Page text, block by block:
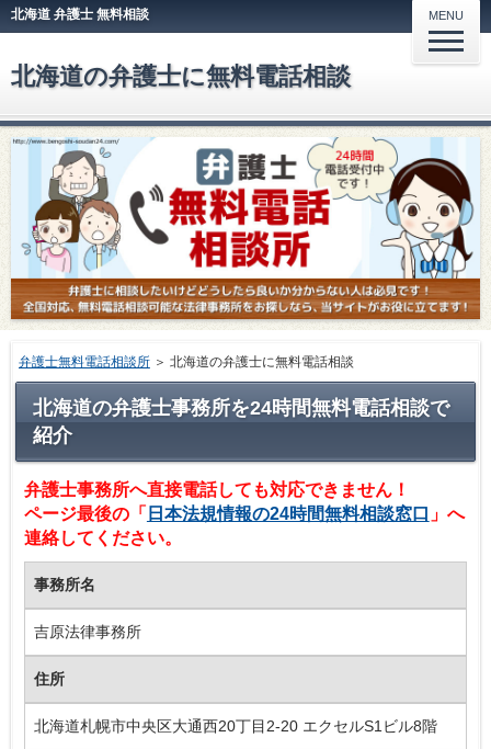
北海道 弁護士 無料相談
北海道の弁護士に無料電話相談
MENU
弁護士無料電話相談所＞ 北海道の弁護士に無料電話相談
北海道の弁護士事務所を24時間無料電話相談で
紹介
弁護士事務所へ直接電話しても対応できません！
ページ最後の「 日本法規情報の24時間無料相談窓口 」へ
連絡してください。
事務所名
吉原法律事務所
住所
北海道札幌市中央区大通西20丁目2-20 エクセルS1ビル8階